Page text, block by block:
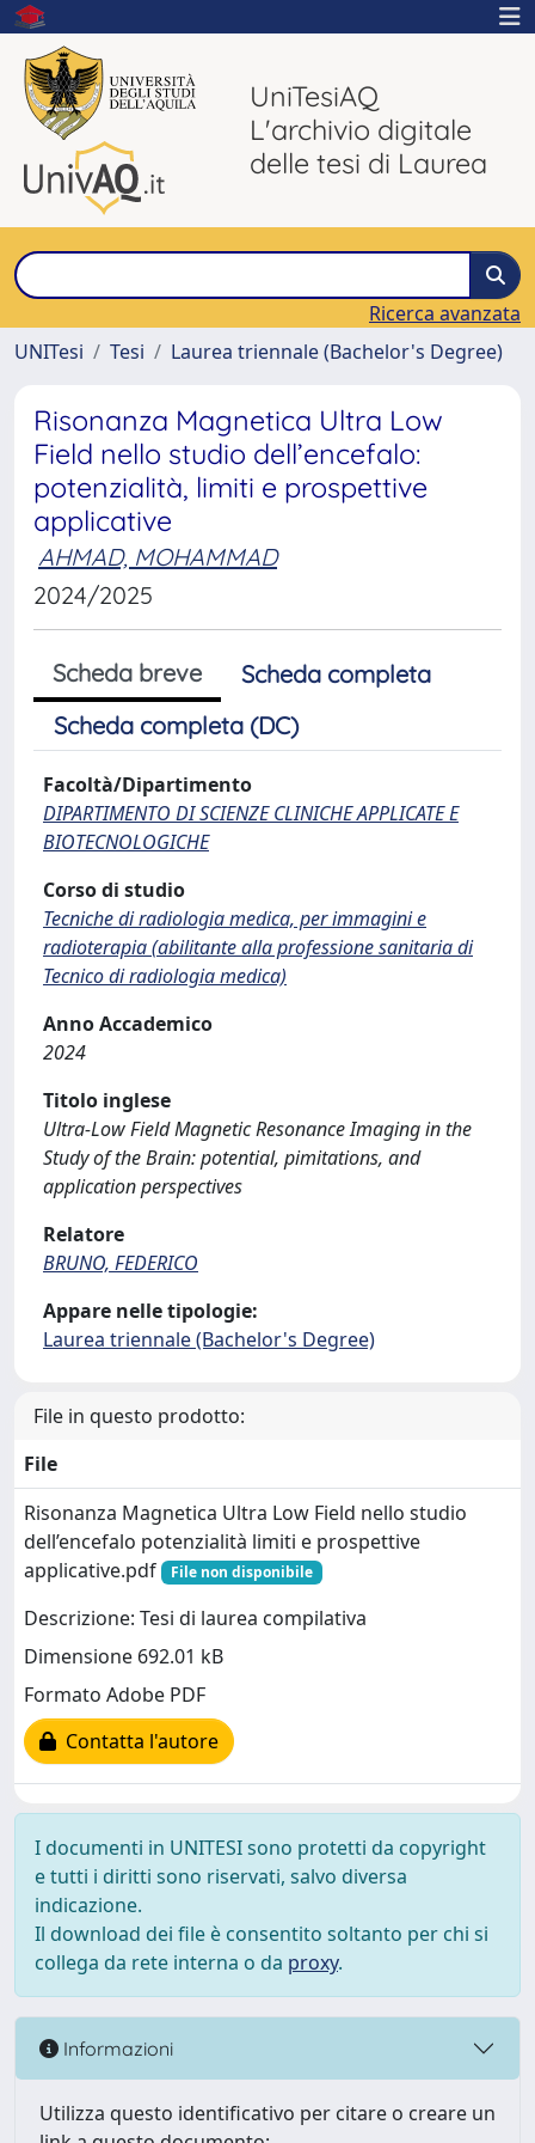
UniTesiAQ
L'archivio digitale
delle tesi di Laurea
Ricerca avanzata
UNITesi
Tesi Laurea triennale (Bachelor's Degree)
Risonanza Magnetica Ultra Low
Field nello studio dell’encefalo:
potenzialità, limiti e prospettive
applicative
AHMAD, MOHAMMAD
2024/2025
Scheda breve
Scheda completa
Scheda completa (DC)
Facoltà/Dipartimento
DIPARTIMENTO DI SCIENZE CLINICHE APPLICATE E
BIOTECNOLOGICHE
Corso di studio
Tecniche di radiologia medica, per immagini e
radioterapia (abilitante alla professione sanitaria di
Tecnico di radiologia medica)
Anno Accademico
2024
Titolo inglese
Ultra-Low Field Magnetic Resonance Imaging in the
Study of the Brain: potential, pimitations, and
application perspectives
Relatore
BRUNO, FEDERICO
Appare nelle tipologie:
Laurea triennale (Bachelor's Degree)
File in questo prodotto:
File
Risonanza Magnetica Ultra Low Field nello studio
dell’encefalo potenzialità limiti e prospettive
applicative.pdf
File non disponibile
Descrizione: Tesi di laurea compilativa
Dimensione 692.01 kB
Formato Adobe PDF
Contatta l'autore
I documenti in UNITESI sono protetti da copyright
e tutti i diritti sono riservati, salvo diversa
indicazione.
Il download dei file è consentito soltanto per chi si
collega da rete interna o da proxy.
Informazioni
Utilizza questo identificativo per citare o creare un